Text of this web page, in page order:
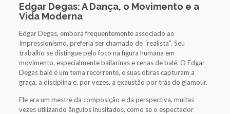
Edgar Degas: A Dança, o Movimento e a
Vida Moderna
Edgar Degas, embora frequentemente associado ao
Impressionismo, preferia ser chamado de “realista”. Seu
trabalho se distingue pelo foco na figura humana em
movimento, especialmente bailarinas e cenas de balé. O Edgar
Degas balé é um tema recorrente, e suas obras capturam a
graça, a disciplina e, por vezes, a exaustão por trás do glamour.
Ele era um mestre da composição e da perspectiva, muitas
vezes utilizando ângulos inusitados, como se o espectador